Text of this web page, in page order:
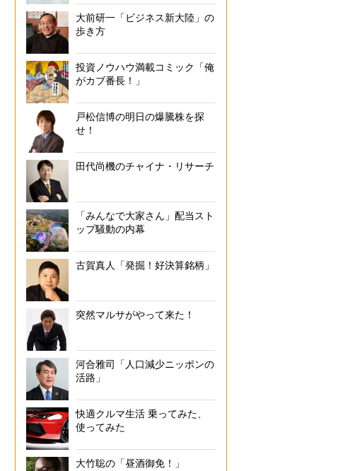
大前研一「ビジネス新大陸」の
歩き方
投資ノウハウ満載コミック「俺
がカブ番長！」
戸松信博の明日の爆騰株を探
せ！
田代尚機のチャイナ・リサーチ
「みんなで大家さん」配当スト
ップ騒動の内幕
古賀真人「発掘！好決算銘柄」
突然マルサがやって来た！
河合雅司「人口減少ニッポンの
活路」
快適クルマ生活 乗ってみた、
使ってみた
大竹聡の「昼酒御免！」